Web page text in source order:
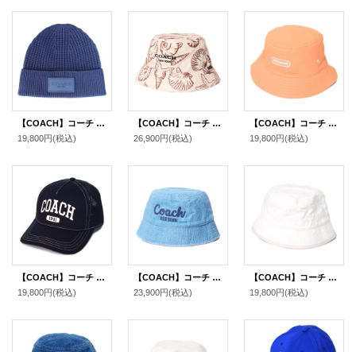
【COACH】コーチ ウール ニット ロゴ ビーニー キャップ 帽子 ネイビー（日本未発売）
19,800円(税込)
【COACH】コーチ バケハ 帽子 コットン シグネチャー シェル 貝殻 プリント バケット ハット サファリハット ダークナチュラル〔日本未発売〕
26,900円(税込)
【COACH】コーチ ナイロン ロゴ バケットハット バケハ サファリハット 帽子 フェイディドオレンジ〔日本未発売〕
19,800円(税込)
【COACH】コーチ キャップ 帽子 シグネチャー コットン メッシュ ロゴ エンブロイダード トラッカー ハット ブラック XS/S〔日本未発売〕
19,800円(税込)
【COACH】コーチ バケハ 帽子 デニム コットン スクリプト エンブロイダード ロゴ バケットハット バケハ サファリハット インディゴ M/L〔日本未発売〕
23,900円(税込)
【COACH】コーチ コットン レザー シグネチャー バケット ホワイトデニム ハット バケハ サファリハット 帽子 ホワイト〔日本未発売〕
19,800円(税込)